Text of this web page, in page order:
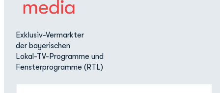
Exklusiv-Vermarkter
der bayerischen
Lokal-TV-Programme und
Fensterprogramme (RTL)